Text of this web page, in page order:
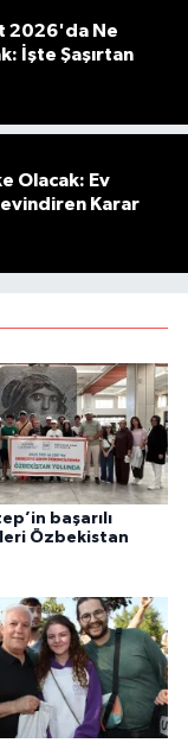
2026'da Ne
İşte Şaşırtan
Olacak: Ev
Karar
başarılı
Özbekistan